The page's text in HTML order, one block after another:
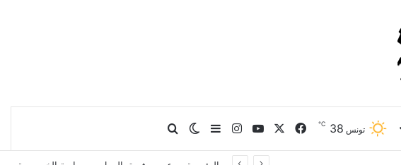
تونس 38
℃ فيسبوك يوتيوبانستقرامإضافة عمود جانبي
الوضع المظلم
بحث عن